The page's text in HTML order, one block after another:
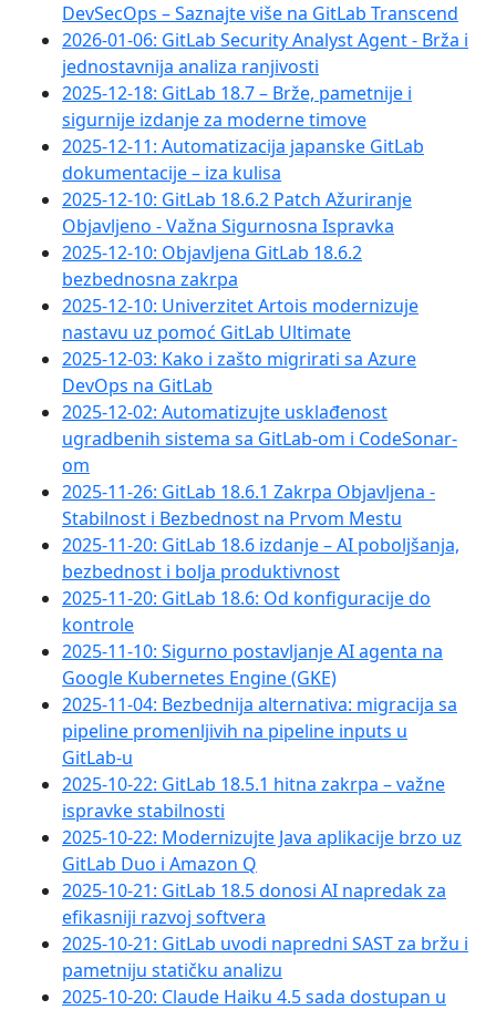
DevSecOps – Saznajte više na GitLab Transcend
2026-01-06: GitLab Security Analyst Agent - Brža i
jednostavnija analiza ranjivosti
2025-12-18: GitLab 18.7 – Brže, pametnije i
sigurnije izdanje za moderne timove
2025-12-11: Automatizacija japanske GitLab
dokumentacije – iza kulisa
2025-12-10: GitLab 18.6.2 Patch Ažuriranje
Objavljeno - Važna Sigurnosna Ispravka
2025-12-10: Objavljena GitLab 18.6.2
bezbednosna zakrpa
2025-12-10: Univerzitet Artois modernizuje
nastavu uz pomoć GitLab Ultimate
2025-12-03: Kako i zašto migrirati sa Azure
DevOps na GitLab
2025-12-02: Automatizujte usklađenost
ugradbenih sistema sa GitLab-om i CodeSonar-
om
2025-11-26: GitLab 18.6.1 Zakrpa Objavljena -
Stabilnost i Bezbednost na Prvom Mestu
2025-11-20: GitLab 18.6 izdanje – AI poboljšanja,
bezbednost i bolja produktivnost
2025-11-20: GitLab 18.6: Od konfiguracije do
kontrole
2025-11-10: Sigurno postavljanje AI agenta na
Google Kubernetes Engine (GKE)
2025-11-04: Bezbednija alternativa: migracija sa
pipeline promenljivih na pipeline inputs u
GitLab-u
2025-10-22: GitLab 18.5.1 hitna zakrpa – važne
ispravke stabilnosti
2025-10-22: Modernizujte Java aplikacije brzo uz
GitLab Duo i Amazon Q
2025-10-21: GitLab 18.5 donosi AI napredak za
efikasniji razvoj softvera
2025-10-21: GitLab uvodi napredni SAST za bržu i
pametniju statičku analizu
2025-10-20: Claude Haiku 4.5 sada dostupan u